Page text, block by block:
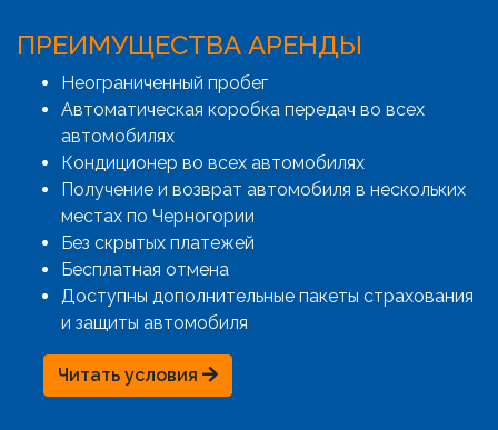
ПРЕИМУЩЕСТВА АРЕНДЫ
Неограниченный пробег
Автоматическая коробка передач во всех
автомобилях
Кондиционер во всех автомобилях
Получение и возврат автомобиля в нескольких
местах по Черногории
Без скрытых платежей
Бесплатная отмена
Доступны дополнительные пакеты страхования
и защиты автомобиля
Читать условия